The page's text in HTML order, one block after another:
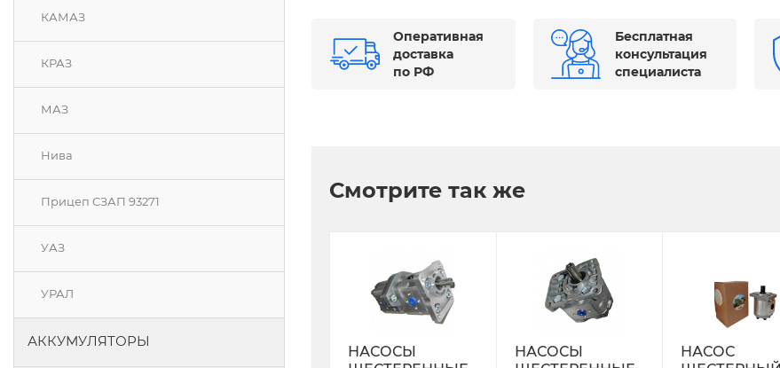
КАМАЗ
КРАЗ
МАЗ
Нива
Прицеп СЗАП 93271
УАЗ
УРАЛ
АККУМУЛЯТОРЫ
Оперативная
доставка
по РФ
Бесплатная
консультация
специалиста
Смотрите так же
НАСОСЫ
НАСОСЫ
НАСОС